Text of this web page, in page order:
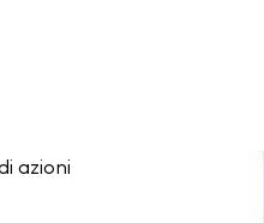
azioni